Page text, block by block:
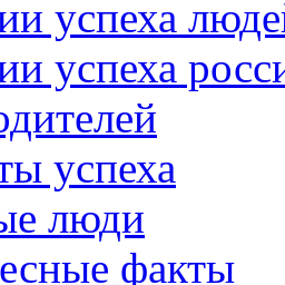
успеха
успеха
успеха
люди
факты